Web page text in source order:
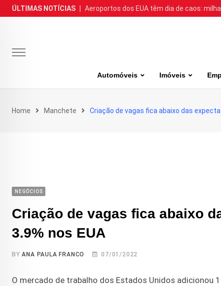
Skip
to
ÚLTIMAS NOTÍCIAS Aeroportos dos EUA têm dia de caos:
Automóveis Imóveis
Home Manchete Criação de vagas fica abaixo das
NEGÓCIOS
Criação de vagas fica abaixo
3.9% nos EUA
BYANA PAULA FRANCO 07/01/2022
O mercado de trabalho dos Estados Unidos adicionou